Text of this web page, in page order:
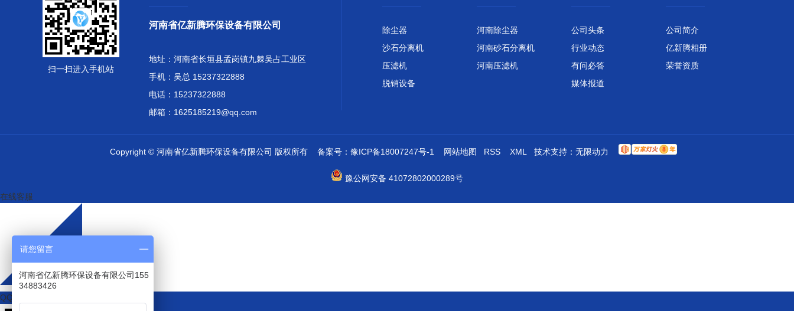
扫一扫进入手机站
河南省亿新腾环保设备有限公司
地址：河南省长垣县孟岗镇九棘吴占工业区
手机：吴总 15237322888
电话：15237322888
邮箱：1625185219@qq.com
除尘器
沙石分离机
压滤机
脱销设备
河南除尘器
河南砂石分离机
河南压滤机
公司头条
行业动态
有问必答
媒体报道
公司简介
亿新腾相册
荣誉资质
Copyright © 河南省亿新腾环保设备有限公司 版权所有 备案号： 豫ICP备18007247号-1 网站地图 RSS XML 技术支持： 无限动力
豫公网安备 41072802000289号
在线客服
QQ咨询
请您留言
河南省亿新腾环保设备有限公司155
34883426